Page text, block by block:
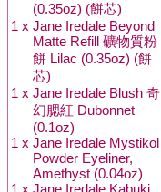
(0.35oz) (餅芯)
1 x Jane Iredale Beyond
Matte Refill 礦物質粉
餅 Lilac (0.35oz) (餅
芯)
1 x Jane Iredale Blush 奇
幻腮紅 Dubonnet
(0.1oz)
1 x Jane Iredale Mystikol
Powder Eyeliner,
Amethyst (0.04oz)
1 x Jane Iredale Kabuki